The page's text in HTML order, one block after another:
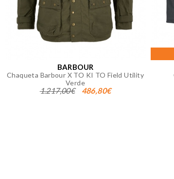
BARBOUR
Chaqueta Barbour X TO KI TO Field Utility
Verde
1.217,00€ 486,80€
tus cookies desde la sección "Configuración